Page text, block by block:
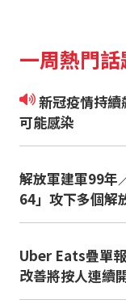
一周熱門
新冠疫情持續飆升 常見八大症狀 沒發燒也
可能感染
解放軍建軍99年
64」攻下多個解
Uber Eats疊單
改善將按人連續